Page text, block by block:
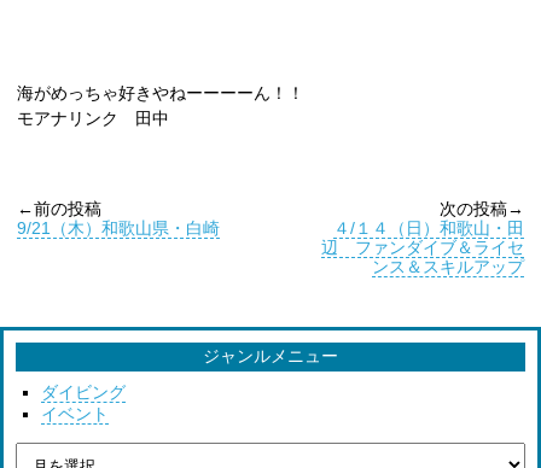
海がめっちゃ好きやねーーーーん！！
モアナリンク 田中
←前の投稿
9/21（木）和歌山県・白崎
次の投稿→
４/１４（日）和歌山・田
辺 ファンダイブ＆ライセ
ンス＆スキルアップ
ジャンルメニュー
ダイビング
イベント